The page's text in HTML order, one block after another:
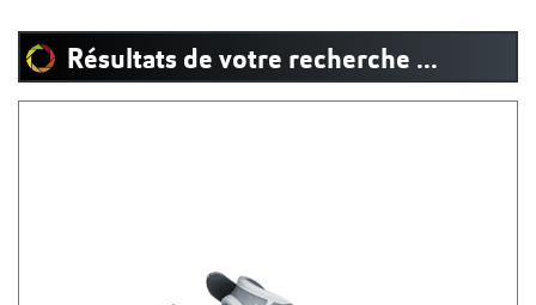
Résultats de votre recherche ...